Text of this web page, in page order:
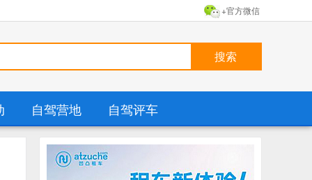
+官方微信
自驾营地 自驾评车